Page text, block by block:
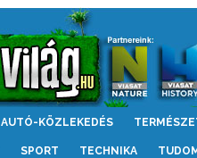
AUTÓ-KÖZLEKEDÉS
SPORT TECHNIKA